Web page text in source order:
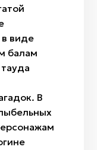
виде
балам
тауда
В